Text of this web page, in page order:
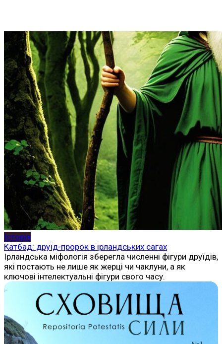
Історія
Катбад: друїд-пророк в ірландських сагах
Ірландська міфологія зберегла численні фігури друїдів,
які постають не лише як жерці чи чаклуни, а як
ключові інтелектуальні фігури свого часу.